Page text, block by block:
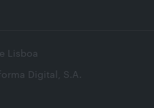
Lisboa
Digital, S.A.